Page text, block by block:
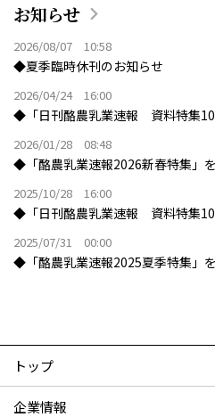
お知らせ
2026/08/07 10:58
◆夏季臨時休刊のお知らせ
2026/04/24 16:00
◆「日刊酪農乳業速報 資料特集
2026/01/28 08:48
◆「酪農乳業速報2026新春特集」
2025/10/28 16:00
◆「日刊酪農乳業速報 資料特集
2025/07/31 00:00
◆「酪農乳業速報2025夏季特集」
トップ
企業情報